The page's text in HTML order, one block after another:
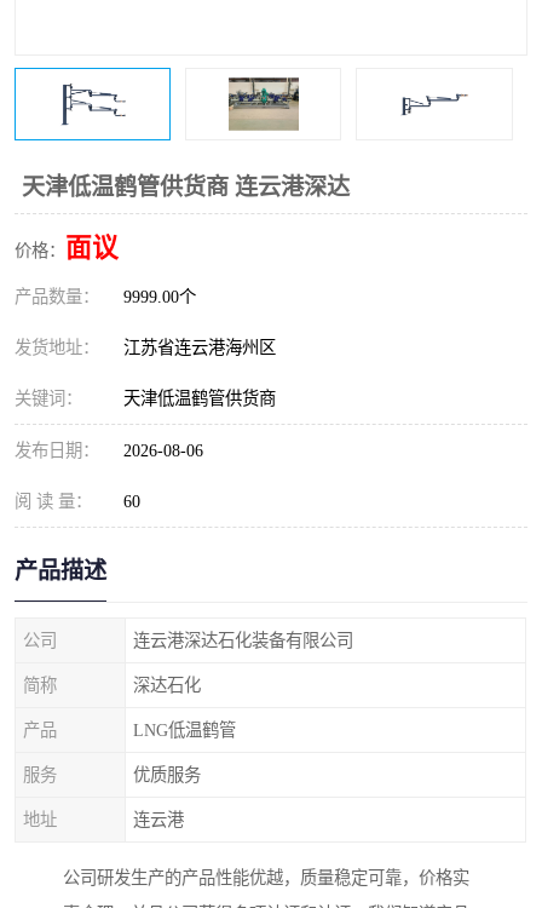
天津低温鹤管供货商 连云港深达
价格： 面议
产品数量： 9999.00个
发货地址： 江苏省连云港海州区
关键词： 天津低温鹤管供货商
发布日期： 2026-08-06
阅 读 量： 60
产品描述
公司 连云港深达石化装备有限公司
简称 深达石化
产品 LNG低温鹤管
服务 优质服务
地址 连云港
公司研发生产的产品性能优越，质量稳定可靠，价格实